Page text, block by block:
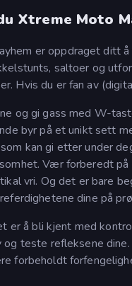
Xtreme Moto
er oppdraget ditt
saltoer og
Hvis du er fan av
og gi gass med W-
byr på et unikt sett
kan gi etter under
Vær forberedt
vri. Og det er bare
dine på
er å bli kjent med
og teste refleksene
forbeholdt